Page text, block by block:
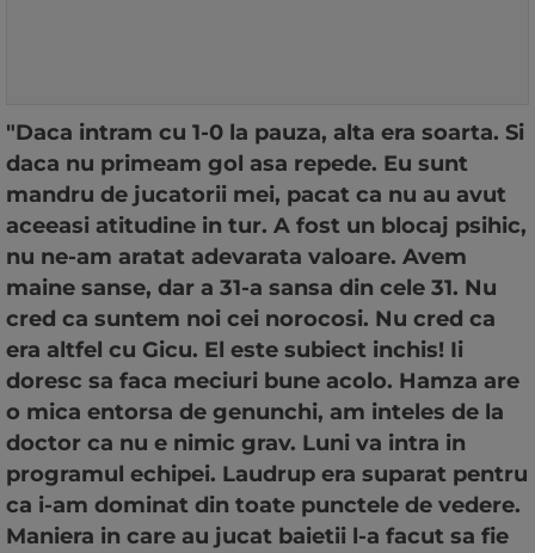
"Daca intram cu 1-0 la pauza, alta era soarta. Si
daca nu primeam gol asa repede. Eu sunt
mandru de jucatorii mei, pacat ca nu au avut
aceeasi atitudine in tur. A fost un blocaj psihic,
nu ne-am aratat adevarata valoare. Avem
maine sanse, dar a 31-a sansa din cele 31. Nu
cred ca suntem noi cei norocosi. Nu cred ca
era altfel cu Gicu. El este subiect inchis! Ii
doresc sa faca meciuri bune acolo. Hamza are
o mica entorsa de genunchi, am inteles de la
doctor ca nu e nimic grav. Luni va intra in
programul echipei. Laudrup era suparat pentru
ca i-am dominat din toate punctele de vedere.
Maniera in care au jucat baietii l-a facut sa fie